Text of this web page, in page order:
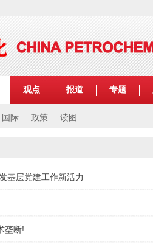
国际 政策 读图
观点 报道 专题
基层党建工作新活力
垄断!